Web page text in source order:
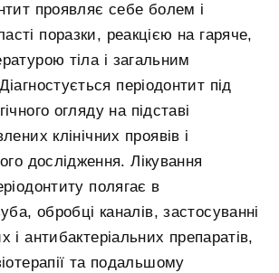
проявляє себе болем і
поразки, реакцією на гаряче,
тіла і загальним
періодонтит під
огляду на підставі
клінічних проявів і
дослідження. Лікування
полягає в
обробці каналів, застосуванні
і антибактеріальних препаратів,
та подальшому